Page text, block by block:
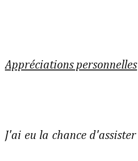
Appréciations personnelles
J'ai eu la chance